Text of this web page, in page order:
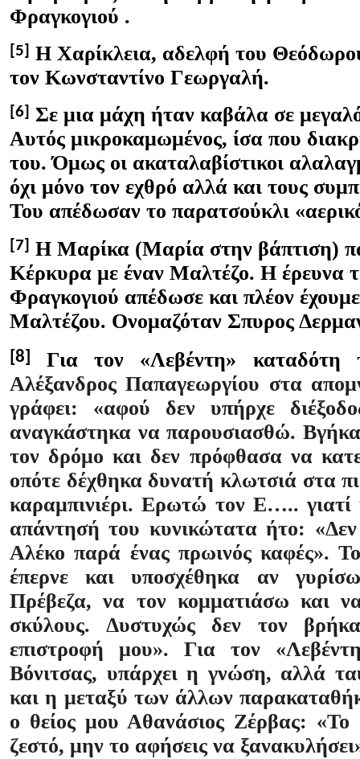
Φραγκογιού .
[5] Η Χαρίκλεια, αδελφή του
τον Κωνσταντίνο Γεωργαλή.
[6]
Σε μια μάχη ήταν καβάλα σε
Αυτός μικροκαμωμένος, ίσα που
του. Όμως οι ακαταλαβίστικοι
όχι μόνο τον εχθρό αλλά και τους
Του απέδωσαν το παρατσούκλι
[7]
Η Μαρίκα (Μαρία στην βάπτιση)
Κέρκυρα με έναν Μαλτέζο. Η έρευνα
Φραγκογιού απέδωσε και πλέον
Μαλτέζου. Ονομαζόταν Σπυρος
[8]
Για τον «Λεβέντη» καταδότη
Αλέξανδρος Παπαγεωργίου στα
γράφει: «αφού δεν υπήρχε
αναγκάστηκα να παρουσιασθώ.
τον δρόμο και δεν πρόφθασα να
οπότε δέχθηκα δυνατή κλωτσιά στα
καραμπινιέρι. Ερωτώ τον Ε…..
απάντησή του κυνικώτατα ήτο: «Δεν
Αλέκο παρά ένας πρωινός καφές».
έπερνε και υποσχέθηκα αν
Πρέβεζα, να τον κομματιάσω και
σκύλους. Δυστυχώς δεν τον
επιστροφή μου». Για τον
Βόνιτσας, υπάρχει η γνώση, αλλά
και η μεταξύ των άλλων
ο θείος μου Αθανάσιος Ζέρβας: «Το
ζεστό, μην το αφήσεις να